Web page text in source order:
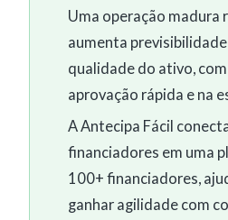
Uma operação madura
aumenta
qualidade do ativo,
aprovação rápida e na
A Antecipa Fácil
financiadores em uma
100+ financiadores,
ganhar agilidade com